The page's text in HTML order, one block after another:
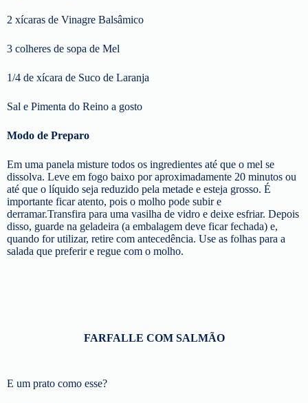
2 xícaras de Vinagre Balsâmico
3 colheres de sopa de Mel
1/4 de xícara de Suco de Laranja
Sal e Pimenta do Reino a gosto
Modo de Preparo
Em uma panela misture todos os ingredientes até que o mel se
dissolva. Leve em fogo baixo por aproximadamente 20 minutos ou
até que o líquido seja reduzido pela metade e esteja grosso. É
importante ficar atento, pois o molho pode subir e
derramar.Transfira para uma vasilha de vidro e deixe esfriar. Depois
disso, guarde na geladeira (a embalagem deve ficar fechada) e,
quando for utilizar, retire com antecedência. Use as folhas para a
salada que preferir e regue com o molho.
FARFALLE COM SALMÃO
E um prato como esse?